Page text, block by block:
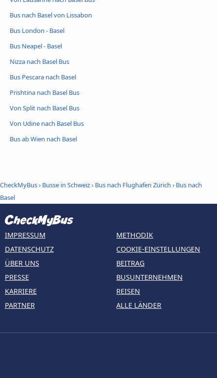
Bus nach Basel von Lissabon
Bus London - Basel
Bus Neapel - Basel
Nizza nach Basel Bus
Bus Pescara nach Basel
Prishtina nach Basel Bus
Von Split nach Basel Bus
Von Udine nach Basel Bus
Bus ab Wien nach Basel
CheckMyBus› Busse in Schweiz› Bus nach Flughafen Zürich › Bus nach
Basel
IMPRESSUM
DATENSCHUTZ
ÜBER UNS
PRESSE
KARRIERE
PARTNER
METHODIK
COOKIE-EINSTELLUNGEN
BEITRAG
BUSUNTERNEHMEN
REISEN
ALLE LÄNDER